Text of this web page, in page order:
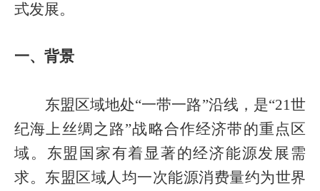
式发展。
一、背景
东盟区域地处“一带一路”沿线，是“21世
纪海上丝绸之路”战略合作经济带的重点区
域。东盟国家有着显著的经济能源发展需
求。东盟区域人均一次能源消费量约为世界